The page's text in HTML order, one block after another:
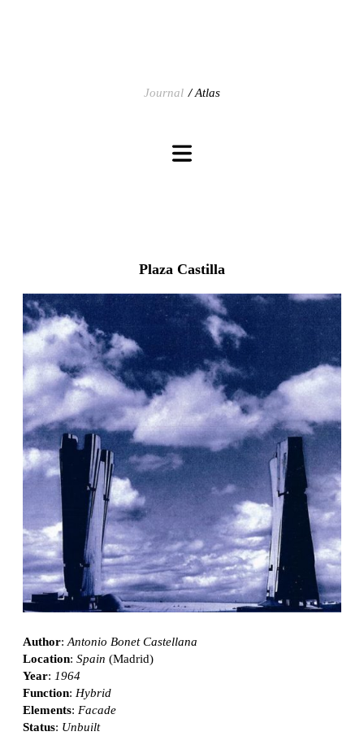
Journal Atlas
Plaza Castilla
Author: Antonio Bonet Castellana
Location: Spain (Madrid)
Year: 1964
Function: Hybrid
Elements: Facade
Status: Unbuilt